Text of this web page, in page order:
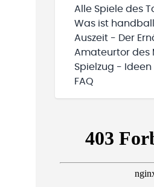
Alle Spiele des
Was ist
Auszeit - Der
Amateurtor des
Spielzug - Ideen
FAQ